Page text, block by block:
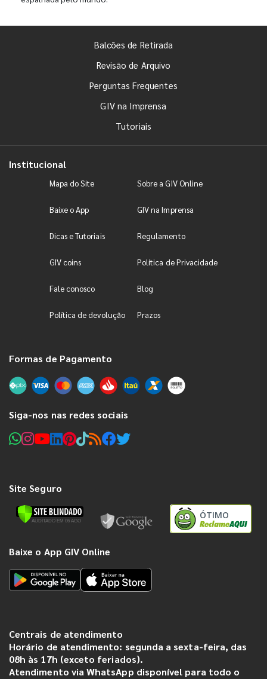
Balcões de Retirada
Revisão de Arquivo
Perguntas Frequentes
GIV na Imprensa
Tutoriais
Institucional
Mapa do Site Sobre a GIV Online
Baixe o App GIV na Imprensa
Dicas e Tutoriais Regulamento
GIV coins Política de Privacidade
Fale conosco Blog
Política de devolução Prazos
Formas de Pagamento
Siga-nos nas redes sociais
Site Seguro
ÓTIMO
Baixe o App GIV Online
Centrais de atendimento
Horário de atendimento: segunda a sexta-feira, das
08h às 17h (exceto feriados).
Atendimento via WhatsApp disponível para todo o